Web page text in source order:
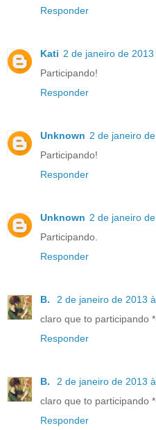
Responder
Kati 2 de janeiro de 2013
Participando!
Responder
Unknown 2 de janeiro
Participando!
Responder
Unknown 2 de janeiro
Participando.
Responder
B.
2 de janeiro de 2013
claro que to participando
Responder
B.
2 de janeiro de 2013
claro que to participando
Responder